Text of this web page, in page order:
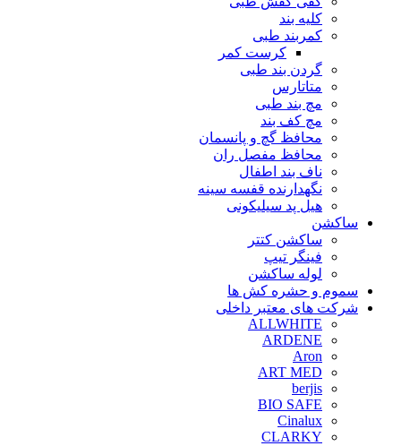
کلیه بند
کمربند طبی
کرست کمر
گردن بند طبی
متاتارس
مچ بند طبی
مچ کف بند
محافظ گچ و پانسمان
محافظ مفصل ران
ناف بند اطفال
نگهدارنده قفسه سینه
هیل پد سیلیکونی
ساکشن
ساکشن کتتر
فینگر تیپ
لوله ساکشن
سموم و حشره کش ها
شرکت های معتبر داخلی
ALLWHITE
ARDENE
Aron
ART MED
berjis
BIO SAFE
Cinalux
CLARKY